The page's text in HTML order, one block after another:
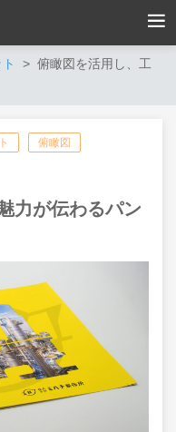
俯瞰図を活用し、工
俯瞰図
力が伝わるパン